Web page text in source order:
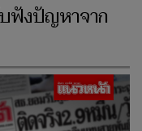
ฟังปัญหาจาก